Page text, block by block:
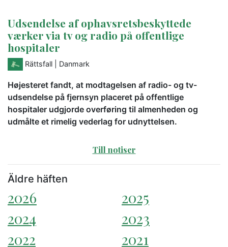
Udsendelse af ophavsretsbeskyttede
værker via tv og radio på offentlige
hospitaler
Rättsfall | Danmark
Højesteret fandt, at modtagelsen af radio- og tv-
udsendelse på fjernsyn placeret på offentlige
hospitaler udgjorde overføring til almenheden og
udmålte et rimelig vederlag for udnyttelsen.
Till notiser
Äldre häften
2026
2025
2024
2023
2022
2021